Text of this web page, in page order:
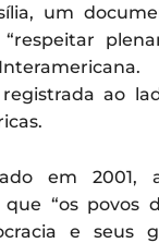
um
ao
em 2001,
“os povos
e seus